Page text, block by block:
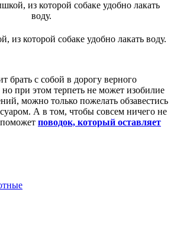
из которой собаке удобно лакать воду.
брать с собой в дорогу верного
но при этом терпеть не может изобилие
можно только пожелать обзавестись
А в том, чтобы совсем ничего не
поводок, который оставляет